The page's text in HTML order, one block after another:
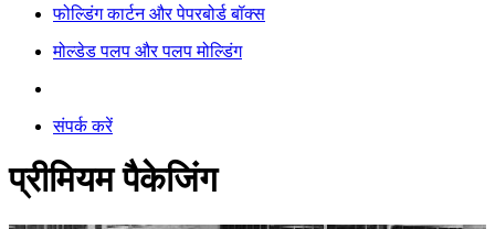
फोल्डिंग कार्टन और पेपरबोर्ड बॉक्स
मोल्डेड पलप और पलप मोल्डिंग
संपर्क करें
प्रीमियम पैकेजिंग